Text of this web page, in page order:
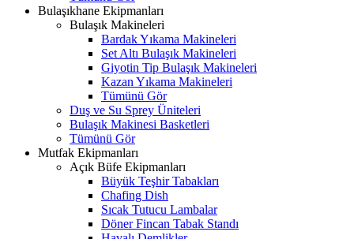
Bulaşıkhane Ekipmanları
Bulaşık Makineleri
Bardak Yıkama Makineleri
Set Altı Bulaşık Makineleri
Giyotin Tip Bulaşık Makineleri
Kazan Yıkama Makineleri
Tümünü Gör
Duş ve Su Sprey Üniteleri
Bulaşık Makinesi Basketleri
Tümünü Gör
Mutfak Ekipmanları
Açık Büfe Ekipmanları
Büyük Teşhir Tabakları
Chafing Dish
Sıcak Tutucu Lambalar
Döner Fincan Tabak Standı